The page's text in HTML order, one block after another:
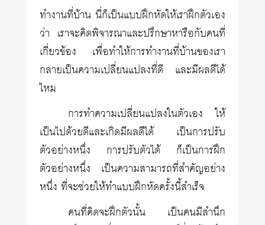
ทำงานที่บ้าน นี่ก็เป็นแบบฝึกหัดให้เราฝึกตัวเอง
ว่า เราจะคิดพิจารณาและปรึกษาหารือกับคนที่
เกี่ยวข้อง เพื่อทำให้การทำงานที่บ้านของเรา
กลายเป็นความเปลี่ยนแปลงที่ดี และมีผลดีได้
ไหม
การทำความเปลี่ยนแปลงในตัวเอง ให้
เป็นไปด้วยดีและเกิดมีผลดีได้ เป็นการปรับ
ตัวอย่างหนึ่ง การปรับตัวได้ ก็เป็นการฝึก
ตัวอย่างหนึ่ง เป็นความสามารถที่สำคัญอย่าง
หนึ่ง ที่จะช่วยให้ทำแบบฝึกหัดครั้งนี้สำเร็จ
คนที่คิดจะฝึกตัวนั้น เป็นคนมีสำนึก